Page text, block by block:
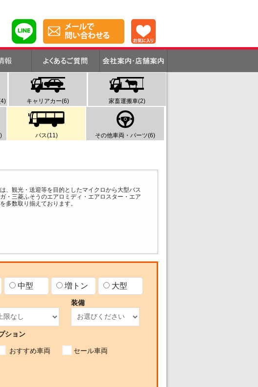
キャリアカー(6) 家畜運搬車(2)
バス(11) その他車両・パーツ(6)
、観光・送迎等を目的としたマイクロから大型バス
・三菱ふそうのエアロミディ・エアロスター・エア
多数取り揃えております。
中型 増トン 大型
装備
ション
おすすめ車両 セール車両